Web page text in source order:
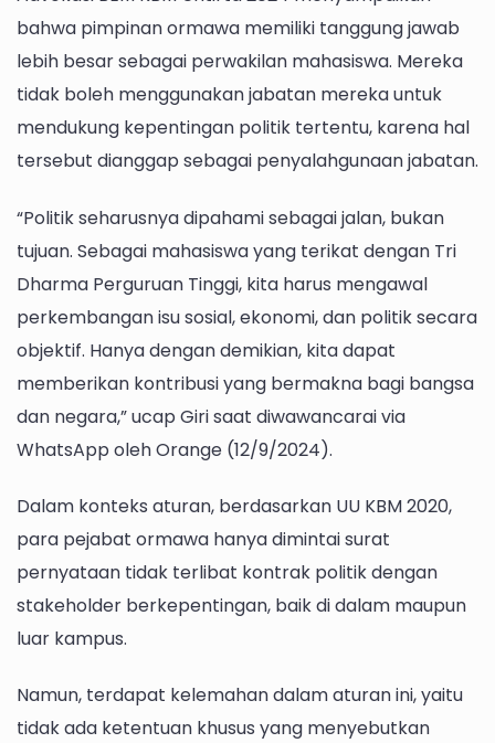
bahwa pimpinan ormawa memiliki tanggung jawab
lebih besar sebagai perwakilan mahasiswa. Mereka
tidak boleh menggunakan jabatan mereka untuk
mendukung kepentingan politik tertentu, karena hal
tersebut dianggap sebagai penyalahgunaan jabatan.
“Politik seharusnya dipahami sebagai jalan, bukan
tujuan. Sebagai mahasiswa yang terikat dengan Tri
Dharma Perguruan Tinggi, kita harus mengawal
perkembangan isu sosial, ekonomi, dan politik secara
objektif. Hanya dengan demikian, kita dapat
memberikan kontribusi yang bermakna bagi bangsa
dan negara,” ucap Giri saat diwawancarai via
WhatsApp oleh Orange (12/9/2024).
Dalam konteks aturan, berdasarkan UU KBM 2020,
para pejabat ormawa hanya dimintai surat
pernyataan tidak terlibat kontrak politik dengan
stakeholder berkepentingan, baik di dalam maupun
luar kampus.
Namun, terdapat kelemahan dalam aturan ini, yaitu
tidak ada ketentuan khusus yang menyebutkan